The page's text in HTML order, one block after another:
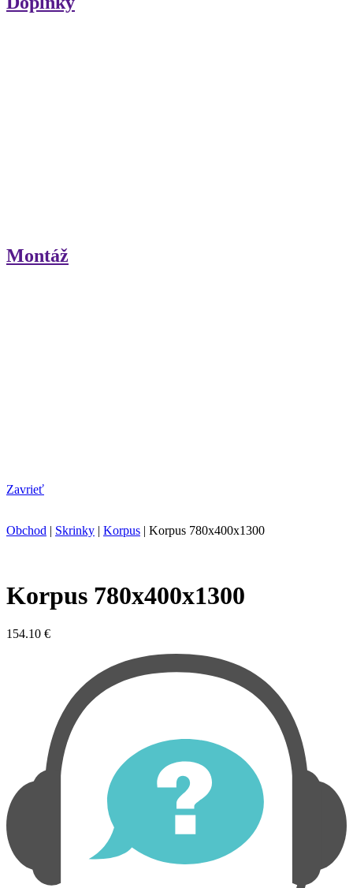
Montáž
Zavrieť
Obchod | Skrinky | Korpus | Korpus 780x400x1300
Korpus 780x400x1300
154.10 €